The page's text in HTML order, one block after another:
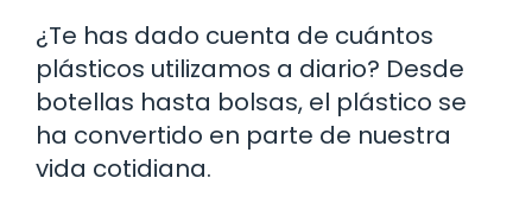
¿Te has dado cuenta de cuántos
plásticos utilizamos a diario? Desde
botellas hasta bolsas, el plástico se
ha convertido en parte de nuestra
vida cotidiana.